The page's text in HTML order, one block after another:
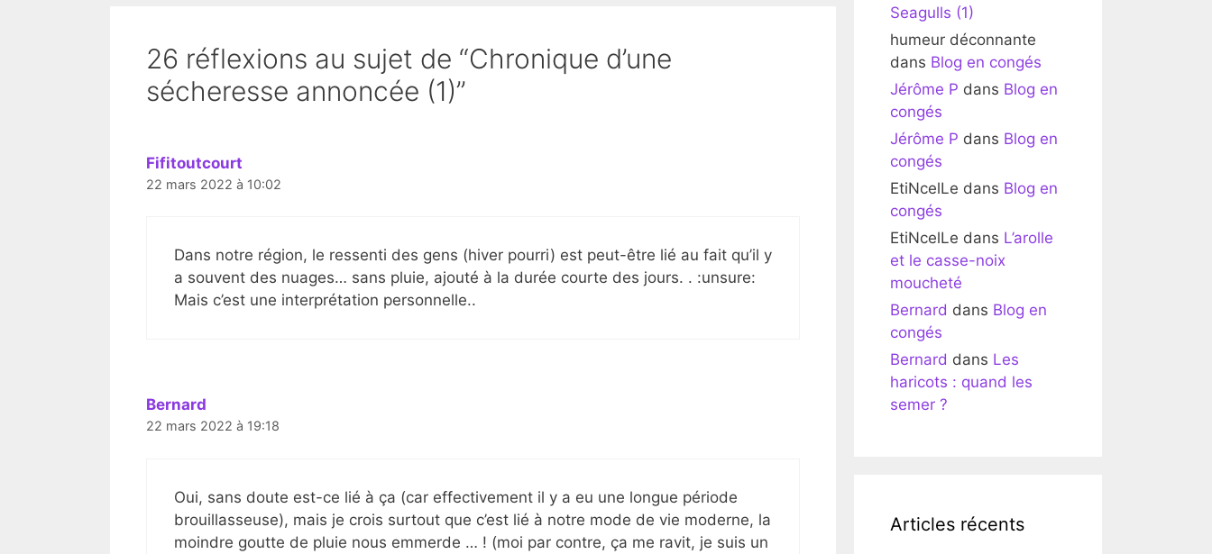
26 réflexions au sujet de “Chronique d’une
sécheresse annoncée (1)”
Fifitoutcourt
22 mars 2022 à 10:02
Dans notre région, le ressenti des gens (hiver pourri) est peut-être lié au fait qu’il y
a souvent des nuages… sans pluie, ajouté à la durée courte des jours. . :unsure:
Mais c’est une interprétation personnelle..
Bernard
22 mars 2022 à 19:18
Oui, sans doute est-ce lié à ça (car effectivement il y a eu une longue période
brouillasseuse), mais je crois surtout que c’est lié à notre mode de vie moderne, la
moindre goutte de pluie nous emmerde … ! (moi par contre, ça me ravit, je suis un
Seagulls (1)
humeur déconnante
dans Blog en congés
Jérôme P dans Blog en
congés
Jérôme P dans Blog en
congés
EtiNcelLe dans Blog en
congés
EtiNcelLe dans L’arolle
et le casse-noix
moucheté
Bernard dans Blog en
congés
Bernard dans Les
haricots : quand les
semer ?
Articles récents